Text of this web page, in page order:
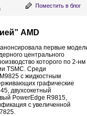
Поместить в блог
AMD
первые
центрального
которого по 2-нм
TSMC. Среди
с жидкостным
графические
двухсокетный
PowerEdge R9815,
с увеличенной